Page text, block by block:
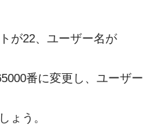
が22、ユーザー名が
番に変更し、ユーザー
ょう。